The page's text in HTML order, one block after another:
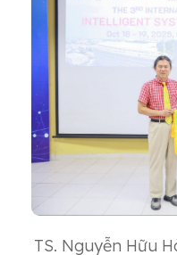
TS. Nguyễn Hữu